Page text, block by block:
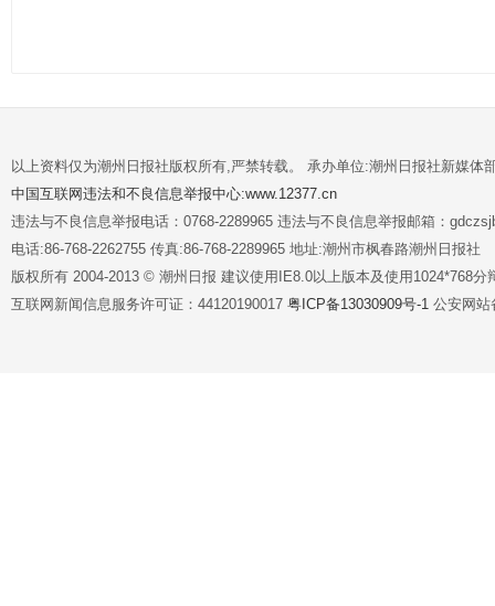
以上资料仅为潮州日报社版权所有,严禁转载。 承办单位:潮州日报社新媒体
中国互联网违法和不良信息举报中心:www.12377.cn
违法与不良信息举报电话：0768-2289965 违法与不良信息举报邮箱：
电话:86-768-2262755 传真:86-768-2289965 地址:潮州市枫春路潮州日报社
版权所有 2004-2013 © 潮州日报 建议使用IE8.0以上版本及使用1024*768分
互联网新闻信息服务许可证：44120190017 粤ICP备13030909号-1 公安网站